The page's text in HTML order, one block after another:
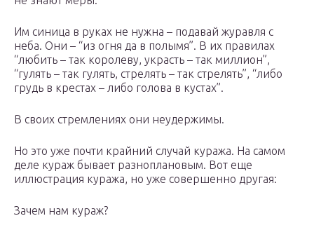
Им синица в руках не нужна – подавай журавля с
неба. Они – “из огня да в полымя”. В их правилах
“любить – так королеву, украсть – так миллион”,
“гулять – так гулять, стрелять – так стрелять”, “либо
грудь в крестах – либо голова в кустах”.
В своих стремлениях они неудержимы.
Но это уже почти крайний случай куража. На самом
деле кураж бывает разноплановым. Вот еще
иллюстрация куража, но уже совершенно другая:
Зачем нам кураж?